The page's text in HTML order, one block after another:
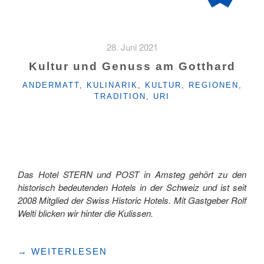
28. Juni 2021
Kultur und Genuss am Gotthard
KATEGORIEN
ANDERMATT, KULINARIK , KULTUR , REGIONEN ,
TRADITION , URI
Das Hotel STERN und POST in Amsteg gehört zu den
historisch bedeutenden Hotels in der Schweiz und ist seit
2008 Mitglied der Swiss Historic Hotels. Mit Gastgeber Rolf
Welti blicken wir hinter die Kulissen.
"KULTUR
→ WEITERLESEN